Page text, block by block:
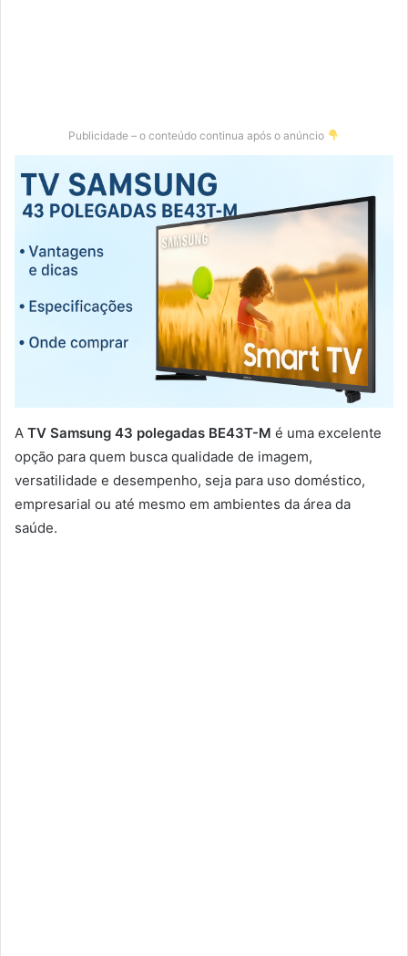
Publicidade – o conteúdo continua após o anúncio
A TV Samsung 43 polegadas BE43T-M é uma excelente
opção para quem busca qualidade de imagem,
versatilidade e desempenho, seja para uso doméstico,
empresarial ou até mesmo em ambientes da área da
saúde.